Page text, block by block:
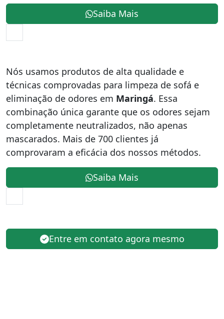
Saiba Mais
Nós usamos produtos de alta qualidade e
técnicas comprovadas para limpeza de sofá e
eliminação de odores em Maringá. Essa
combinação única garante que os odores sejam
completamente neutralizados, não apenas
mascarados. Mais de 700 clientes já
comprovaram a eficácia dos nossos métodos.
Saiba Mais
Entre em contato agora mesmo